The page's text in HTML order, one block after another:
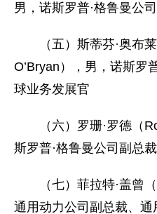
男，诺斯罗普·格鲁曼公
（五）斯蒂芬·奥布莱
O’Bryan），男，诺斯罗
球业务发展官
（六）罗珊·罗德（
斯罗普·格鲁曼公司副总
（七）菲拉特·盖曾（
通用动力公司副总裁、